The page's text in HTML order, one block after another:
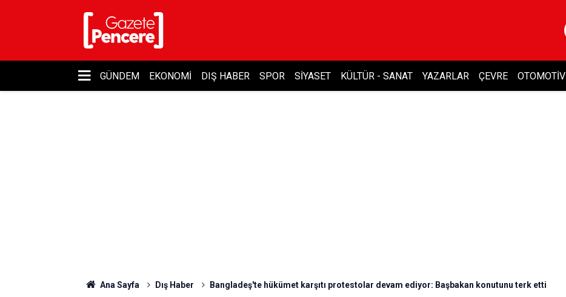
GÜNDEM EKONOMI DIŞ HABER SPOR SIYASET KÜLTÜR - SANAT YAZARLAR ÇEVRE OTOMOTIV
Ana Sayfa Dış Haber Bangladeş'te hükümet karşıtı protestolar devam ediyor: Başbakan konutunu terk etti